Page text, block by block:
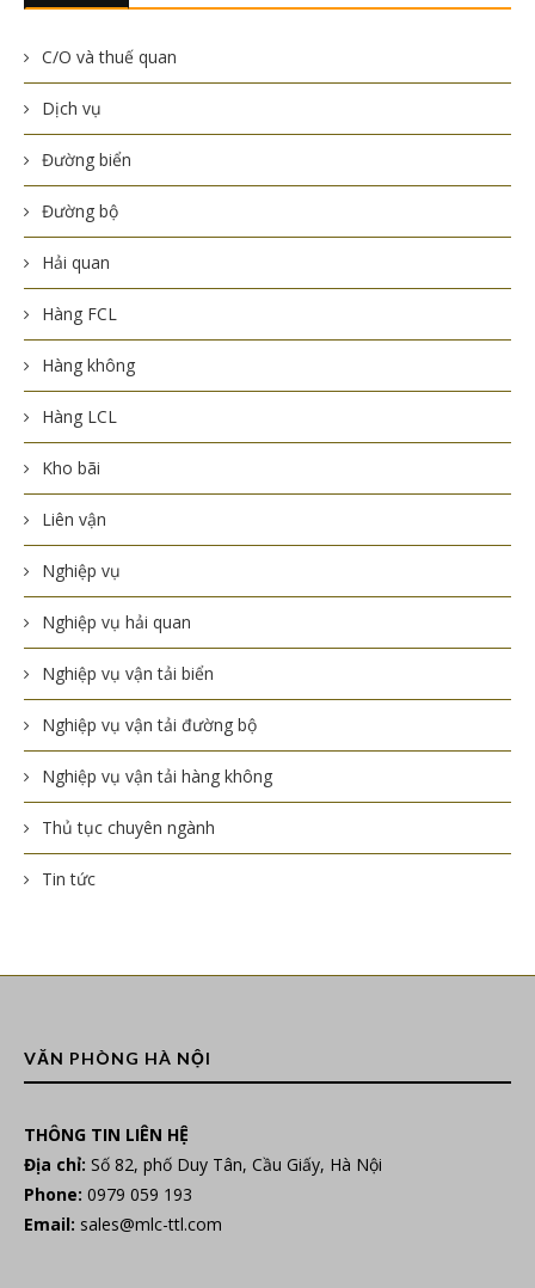
C/O và thuế quan
Dịch vụ
Đường biển
Đường bộ
Hải quan
Hàng FCL
Hàng không
Hàng LCL
Kho bãi
Liên vận
Nghiệp vụ
Nghiệp vụ hải quan
Nghiệp vụ vận tải biển
Nghiệp vụ vận tải đường bộ
Nghiệp vụ vận tải hàng không
Thủ tục chuyên ngành
Tin tức
VĂN PHÒNG HÀ NỘI
THÔNG TIN LIÊN HỆ
Địa chỉ: Số 82, phố Duy Tân, Cầu Giấy, Hà Nội
Phone: 0979 059 193
Email: sales@mlc-ttl.com